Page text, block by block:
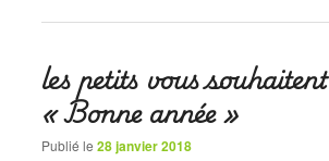
les petits vous souhaitent
« Bonne année »
Publié le28 janvier 2018